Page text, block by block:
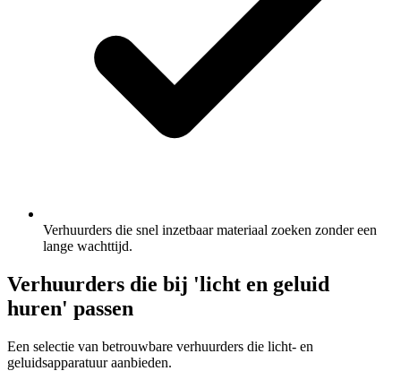
Verhuurders die snel inzetbaar materiaal zoeken zonder een
lange wachttijd.
Verhuurders die bij 'licht en geluid
huren' passen
Een selectie van betrouwbare verhuurders die licht- en
geluidsapparatuur aanbieden.